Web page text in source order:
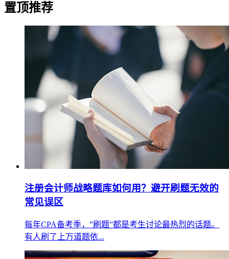
置顶推荐
注册会计师战略题库如何用？避开刷题无效的
常见误区
每年CPA备考季，”刷题”都是考生讨论最热烈的话题。
有人刷了上万道题依...